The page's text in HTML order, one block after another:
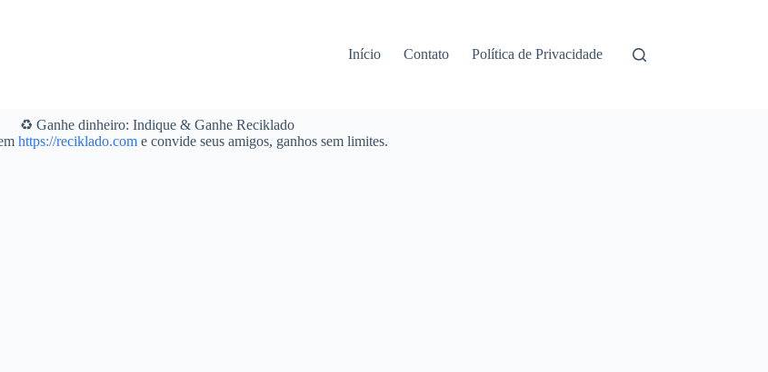
Início Contato Política de Privacidade
♻️ Ganhe dinheiro: Indique & Ganhe Reciklado
https://reciklado.come convide seus amigos, ganhos sem limites.